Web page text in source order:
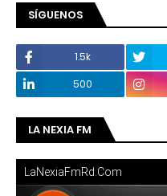
SÍGUENOS
1.5k
500
LA NEXIA FM